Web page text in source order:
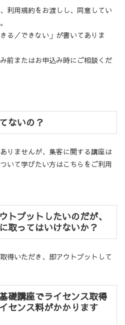
利用規約をお渡しし、同意してい
る／できない」が書いてありま
前またはお申込み時にご相談くだ
ないの？
りませんが、集客に関する講座は
いて学びたい方はこちらをご利用
トプットしたいのだが、
取ってはいけないか？
得いただき、即アウトプットして
礎講座でライセンス取得
センス料がかかります